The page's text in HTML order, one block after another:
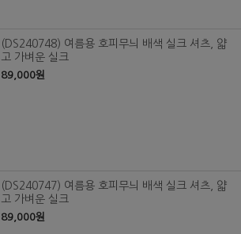
(DS240748) 여름용 호피무늬 배색 실크 셔츠, 얇
고 가벼운 실크
89,000원
(DS240747) 여름용 호피무늬 배색 실크 셔츠, 얇
고 가벼운 실크
89,000원